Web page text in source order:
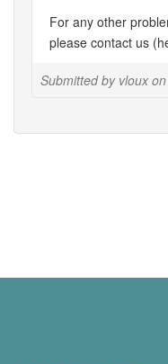
Submitted by vloux on
For any other
please contact us